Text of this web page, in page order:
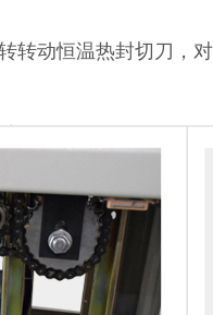
动恒温热封切刀，